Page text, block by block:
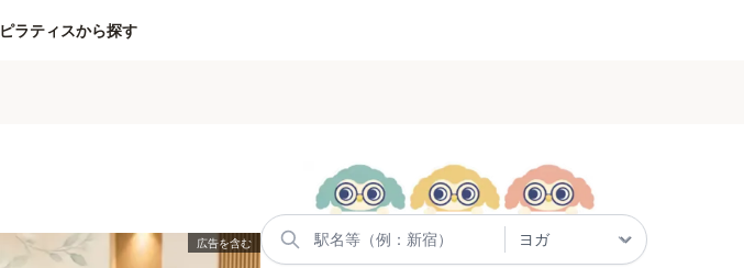
ピラティスから探す